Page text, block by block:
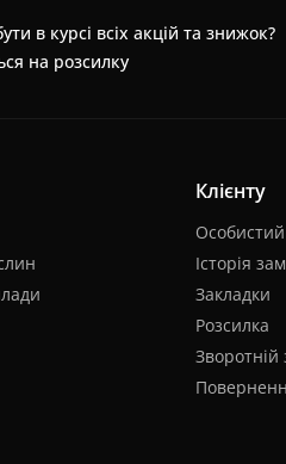
в курсі всіх акцій та знижок?
на розсилку
Клієнту
Особистий
Історія
Закладки
Розсилка
Зворотній